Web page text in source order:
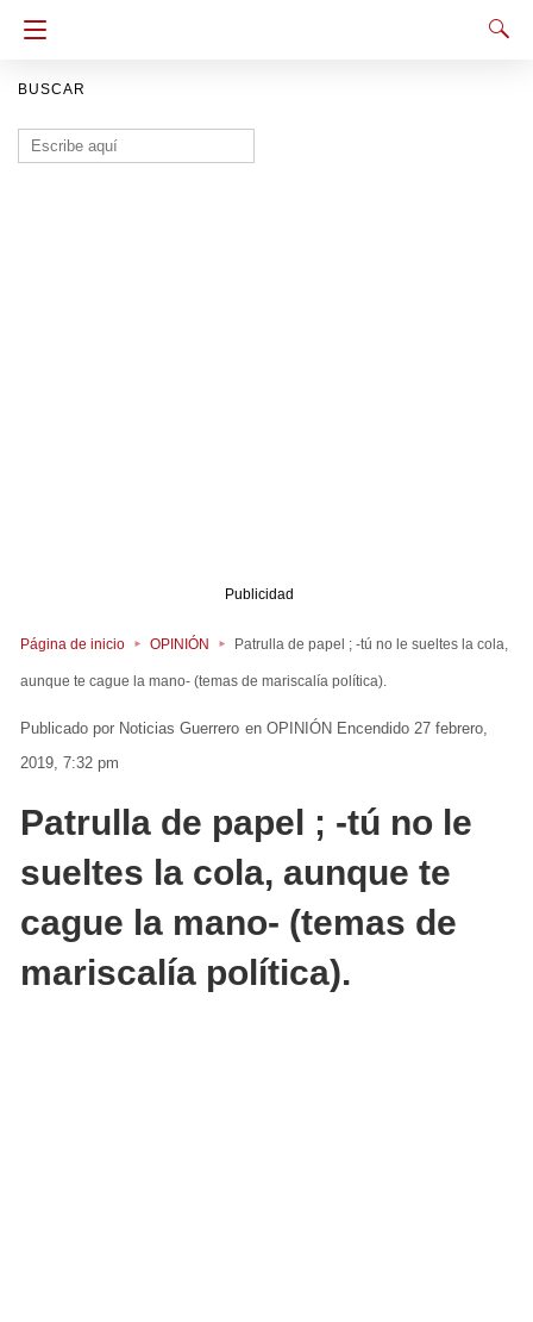
BUSCAR
Buscar:
Publicidad
Página de inicio OPINIÓN Patrulla de papel ; -tú no le sueltes la cola,
aunque te cague la mano- (temas de mariscalía política).
Noticias Guerrero en OPINIÓN Encendido 27 febrero,
2019, 7:32 pm
Patrulla de papel ; -tú no le
sueltes la cola, aunque te
cague la mano- (temas de
mariscalía política).